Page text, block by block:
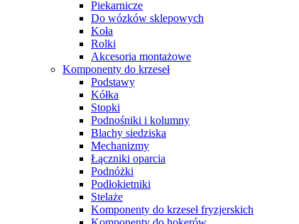
Piekarnicze
Do wózków sklepowych
Koła
Rolki
Akcesoria montażowe
Komponenty do krzeseł
Podstawy
Kółka
Stopki
Podnośniki i kolumny
Blachy siedziska
Mechanizmy
Łączniki oparcia
Podnóżki
Podłokietniki
Stelaże
Komponenty do krzeseł fryzjerskich